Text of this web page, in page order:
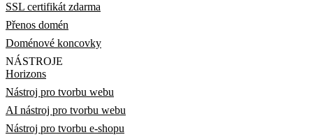
SSL certifikát zdarma
Přenos domén
Doménové koncovky
NÁSTROJE
Horizons
Nástroj pro tvorbu webu
AI nástroj pro tvorbu webu
Nástroj pro tvorbu e-shopu